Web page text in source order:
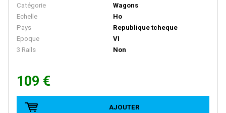
L'Obsidienne
L AIGUILLEUR
LBF Company
LEMKE
Catégorie
Wagons
Echelle
Ho
Pays
Republique tcheque
Epoque
VI
3 Rails
Non
109 €
AJOUTER